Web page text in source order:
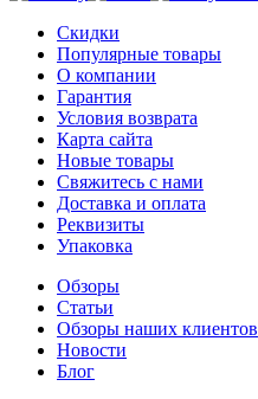
Скидки
Популярные товары
О компании
Гарантия
Условия возврата
Карта сайта
Новые товары
Свяжитесь с нами
Доставка и оплата
Реквизиты
Упаковка
Обзоры
Статьи
Обзоры наших клиентов
Новости
Блог